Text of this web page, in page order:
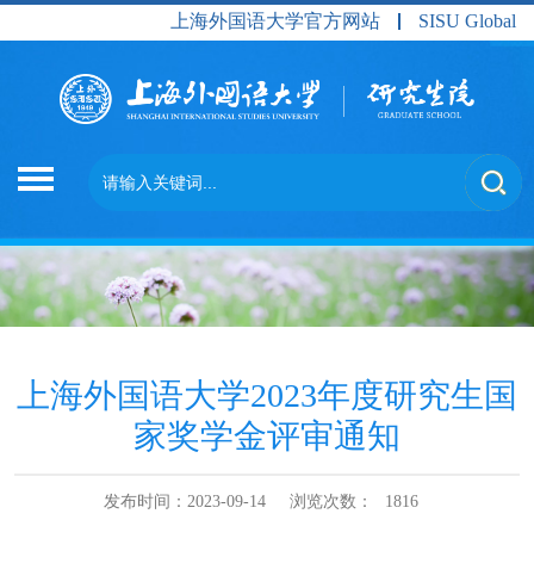
上海外国语大学官方网站 SISU Global
上海外国语大学2023年度研究生国
家奖学金评审通知
发布时间：2023-09-14 浏览次数： 1816